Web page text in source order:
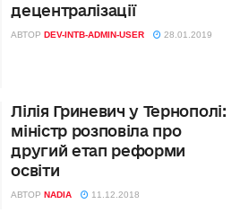
децентралізації
АВТОР DEV-INTB-ADMIN-USER 28.01.2019
Лілія Гриневич у Тернополі:
міністр розповіла про
другий етап реформи
освіти
АВТОР NADIA 11.12.2018